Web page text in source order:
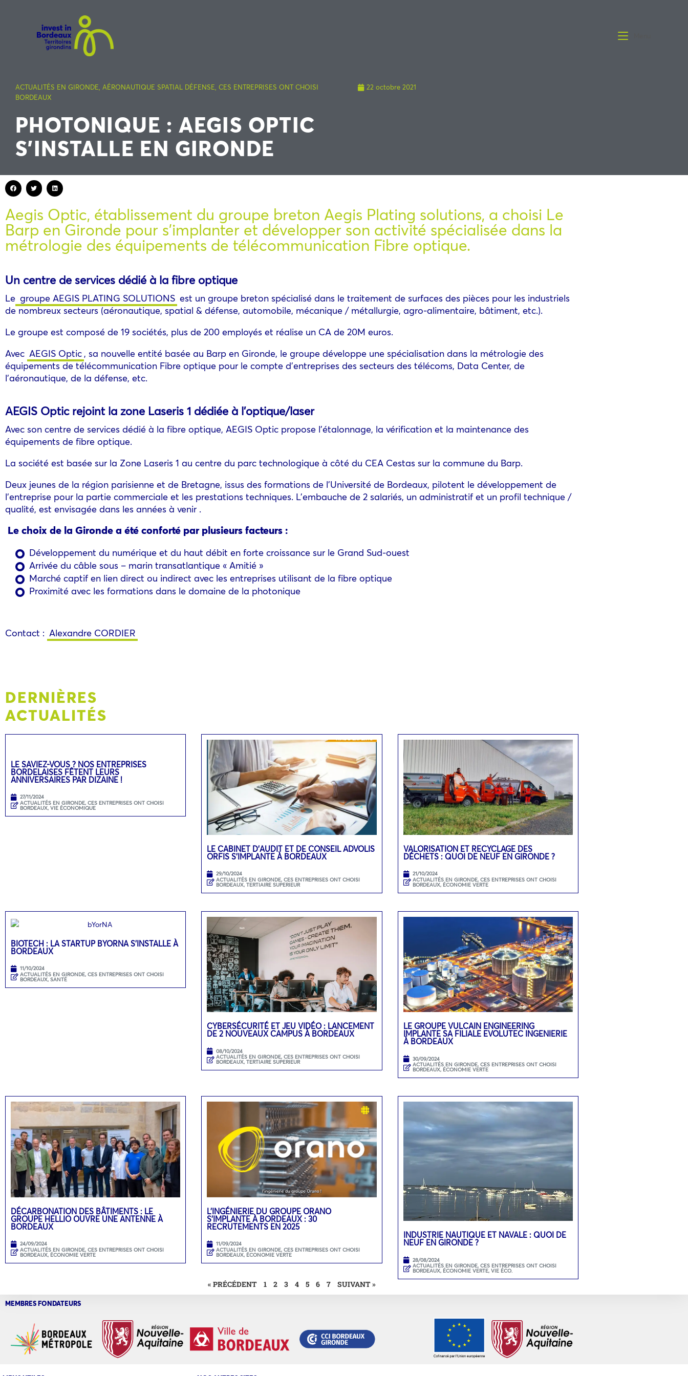
ACTUALITÉS EN GIRONDE, AÉRONAUTIQUE SPATIAL DÉFENSE, CES ENTREPRISES ONT CHOISI
BORDEAUX
PHOTONIQUE : AEGIS OPTIC
S’INSTALLE EN GIRONDE
22 octobre 2021
Aegis Optic, établissement du groupe breton Aegis Plating solutions, a choisi Le
Barp en Gironde pour s’implanter et développer son activité spécialisée dans la
métrologie des équipements de télécommunication Fibre optique.
Un centre de services dédié à la fibre optique
Le groupe AEGIS PLATING SOLUTIONS est un groupe breton spécialisé dans le traitement de surfaces des pièces pour les industriels
de nombreux secteurs (aéronautique, spatial & défense, automobile, mécanique / métallurgie, agro-alimentaire, bâtiment, etc.).
Le groupe est composé de 19 sociétés, plus de 200 employés et réalise un CA de 20M euros.
Avec AEGIS Optic , sa nouvelle entité basée au Barp en Gironde, le groupe développe une spécialisation dans la métrologie des
équipements de télécommunication Fibre optique pour le compte d’entreprises des secteurs des télécoms, Data Center, de
l’aéronautique, de la défense, etc.
AEGIS Optic rejoint la zone Laseris 1 dédiée à l’optique/laser
Avec son centre de services dédié à la fibre optique, AEGIS Optic propose l’étalonnage, la vérification et la maintenance des
équipements de fibre optique.
La société est basée sur la Zone Laseris 1 au centre du parc technologique à côté du CEA Cestas sur la commune du Barp.
Deux jeunes de la région parisienne et de Bretagne, issus des formations de l’Université de Bordeaux, pilotent le développement de
l’entreprise pour la partie commerciale et les prestations techniques. L’embauche de 2 salariés, un administratif et un profil technique /
qualité, est envisagée dans les années à venir .
Le choix de la Gironde a été conforté par plusieurs facteurs :
Développement du numérique et du haut débit en forte croissance sur le Grand Sud-ouest
Arrivée du câble sous – marin transatlantique « Amitié »
Marché captif en lien direct ou indirect avec les entreprises utilisant de la fibre optique
Proximité avec les formations dans le domaine de la photonique
Contact : Alexandre CORDIER
DERNIÈRES
ACTUALITÉS
LE SAVIEZ-VOUS ? NOS ENTREPRISES
BORDELAISES FÊTENT LEURS
ANNIVERSAIRES PAR DIZAINE !
27/11/2024
ACTUALITÉS EN GIRONDE, CES ENTREPRISES ONT CHOISI
BORDEAUX, VIE ÉCONOMIQUE
LE CABINET D’AUDIT ET DE CONSEIL ADVOLIS
ORFIS S’IMPLANTE À BORDEAUX
29/10/2024
ACTUALITÉS EN GIRONDE,CES ENTREPRISES ONT CHOISI
BORDEAUX,TERTIAIRE SUPERIEUR
VALORISATION ET RECYCLAGE DES
DÉCHETS : QUOI DE NEUF EN GIRONDE ?
21/10/2024
ACTUALITÉS EN GIRONDE, CES ENTREPRISES ONT CHOISI
BORDEAUX, ÉCONOMIE VERTE
BIOTECH : LA STARTUP BYORNA S’INSTALLE À
BORDEAUX
11/10/2024
ACTUALITÉS EN GIRONDE, CES ENTREPRISES ONT CHOISI
BORDEAUX, SANTÉ
CYBERSÉCURITÉ ET JEU VIDÉO : LANCEMENT
DE 2 NOUVEAUX CAMPUS À BORDEAUX
08/10/2024
ACTUALITÉS EN GIRONDE,CES ENTREPRISES ONT CHOISI
BORDEAUX,TERTIAIRE SUPERIEUR
LE GROUPE VULCAIN ENGINEERING
IMPLANTE SA FILIALE EVOLUTEC INGENIERIE
À BORDEAUX
30/09/2024
ACTUALITÉS EN GIRONDE, CES ENTREPRISES ONT CHOISI
BORDEAUX, ÉCONOMIE VERTE
DÉCARBONATION DES BÂTIMENTS : LE
GROUPE HELLIO OUVRE UNE ANTENNE À
BORDEAUX
24/09/2024
ACTUALITÉS EN GIRONDE, CES ENTREPRISES ONT CHOISI
BORDEAUX, ÉCONOMIE VERTE
L’INGÉNIERIE DU GROUPE ORANO
S’IMPLANTE À BORDEAUX : 30
RECRUTEMENTS EN 2025
11/09/2024
ACTUALITÉS EN GIRONDE,CES ENTREPRISES ONT CHOISI
BORDEAUX, ÉCONOMIE VERTE
INDUSTRIE NAUTIQUE ET NAVALE : QUOI DE
NEUF EN GIRONDE ?
28/08/2024
ACTUALITÉS EN GIRONDE, CES ENTREPRISES ONT CHOISI
BORDEAUX, ÉCONOMIE VERTE, VIE ÉCO.
« PRÉCÉDENT 1 2 3 4 5 6 7 SUIVANT »
MEMBRES FONDATEURS